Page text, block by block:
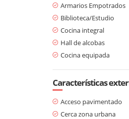
Armarios Empotrados
Biblioteca/Estudio
Cocina integral
Hall de alcobas
Cocina equipada
Características
Acceso pavimentado
Cerca zona urbana